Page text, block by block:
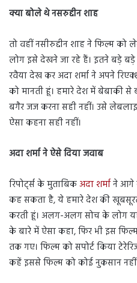
क्या बोले थे नसरुद्दीन शाह
तो वहीं नसीरुद्दीन शाह ने फिल्म
लोग इसे देखने जा रहे हैं। इतने बड़े बड़े
रवैया देख कर अदा शर्मा ने अपने
को मानती हूं। हमारे देश में बेबाकी
बगैर जज करना सही नहीं। उसे
ऐसा कहना सही नहीं।
अदा शर्मा ने ऐसे दिया जवाब
रिपोर्ट्स के मुताबिकअदा शर्माने आगे
कह सकता है, ये हमारे देश की
करती हूं। अलग-अलग सोच के लोग
के बारे में ऐसा कहा, फिर भी इस
तक गए। फिल्म को सपोर्ट किया
कहें इससे फिल्म को कोई नुकसान नहीं